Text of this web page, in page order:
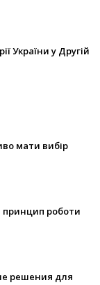
України у Другій
мати вибір
принцип роботи
решения для